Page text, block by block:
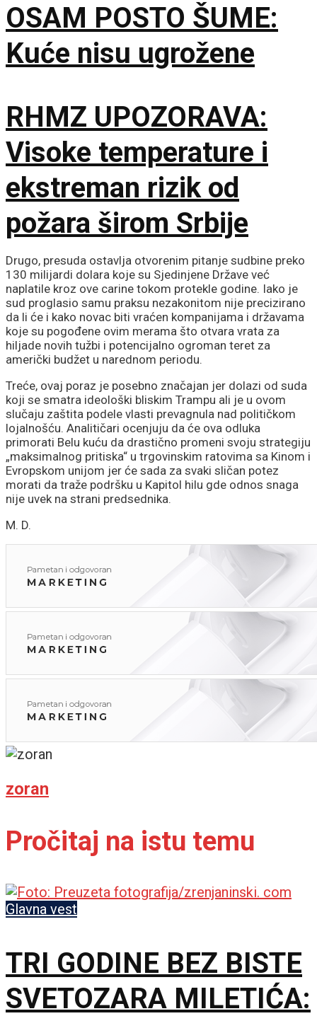
OSAM POSTO ŠUME:
Kuće nisu ugrožene
RHMZ UPOZORAVA:
Visoke temperature i
ekstreman rizik od
požara širom Srbije
Drugo, presuda ostavlja otvorenim pitanje sudbine preko
130 milijardi dolara koje su Sjedinjene Države već
naplatile kroz ove carine tokom protekle godine. Iako je
sud proglasio samu praksu nezakonitom nije precizirano
da li će i kako novac biti vraćen kompanijama i državama
koje su pogođene ovim merama što otvara vrata za
hiljade novih tužbi i potencijalno ogroman teret za
američki budžet u narednom periodu.
Treće, ovaj poraz je posebno značajan jer dolazi od suda
koji se smatra ideološki bliskim Trampu ali je u ovom
slučaju zaštita podele vlasti prevagnula nad političkom
lojalnošću. Analitičari ocenjuju da će ova odluka
primorati Belu kuću da drastično promeni svoju strategiju
„maksimalnog pritiska“ u trgovinskim ratovima sa Kinom i
Evropskom unijom jer će sada za svaki sličan potez
morati da traže podršku u Kapitol hilu gde odnos snaga
nije uvek na strani predsednika.
M. D.
zoran
Pročitaj na istu temu
Glavna vest
TRI GODINE BEZ BISTE
SVETOZARA MILETIĆA: